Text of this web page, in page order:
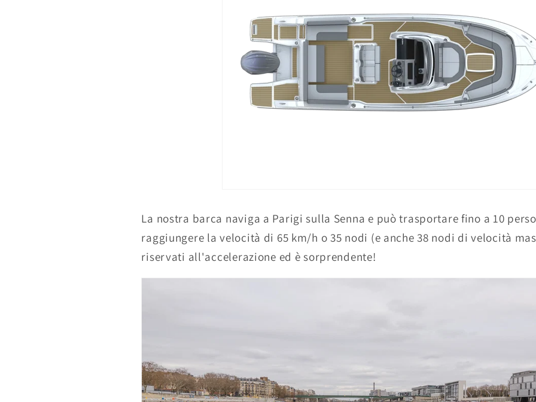
La nostra barca naviga a Parigi sulla Senna e può trasportare fino a 10
raggiungere la velocità di 65 km/h o 35 nodi (e anche 38 nodi di velocità
riservati all'accelerazione ed è sorprendente!